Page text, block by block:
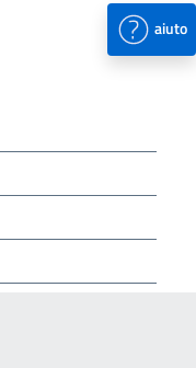
aiuto